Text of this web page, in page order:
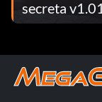
secreta